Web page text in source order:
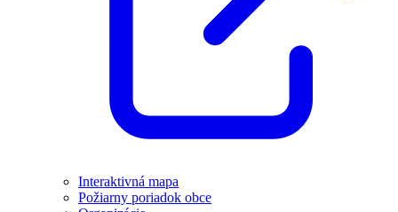
Interaktivná mapa
Požiarny poriadok obce